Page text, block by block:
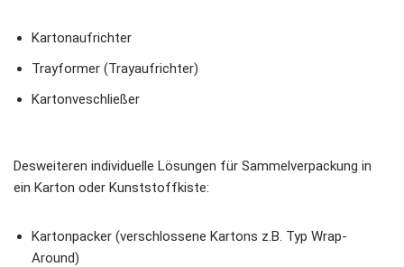
Kartonaufrichter
Trayformer (Trayaufrichter)
Kartonveschließer
Desweiteren individuelle Lösungen für Sammelverpackung in
ein Karton oder Kunststoffkiste:
Kartonpacker (verschlossene Kartons z.B. Typ Wrap-
Around)